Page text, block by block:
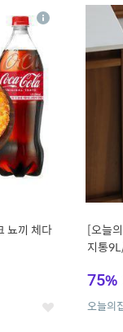
뇨끼 체다
좋
상
14
[오늘
지통
75%
오늘의